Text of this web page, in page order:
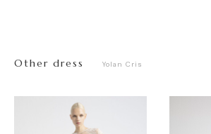
Other dress Yolan Cris